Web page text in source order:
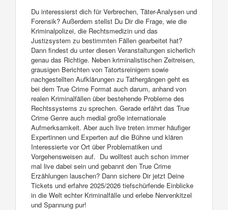
Du interessierst dich für Verbrechen, Täter-Analysen und
Forensik? Außerdem stellst Du Dir die Frage, wie die
Kriminalpolizei, die Rechtsmedizin und das
Justizsystem zu bestimmten Fällen gearbeitet hat?
Dann findest du unter diesen Veranstaltungen sicherlich
genau das Richtige. Neben kriminalistischen Zeitreisen,
grausigen Berichten von Tatortsreinigern sowie
nachgestellten Aufklärungen zu Tathergängen geht es
bei dem True Crime Format auch darum, anhand von
realen Kriminalfällen über bestehende Probleme des
Rechtssystems zu sprechen. Gerade erfährt das True
Crime Genre auch medial große internationale
Aufmerksamkeit. Aber auch live treten immer häufiger
Expertinnen und Experten auf die Bühne und klären
Interessierte vor Ort über Problematiken und
Vorgehensweisen auf. Du wolltest auch schon immer
mal live dabei sein und gebannt den True Crime
Erzählungen lauschen? Dann sichere Dir jetzt Deine
Tickets und erfahre 2025/2026 tiefschürfende Einblicke
in die Welt echter Kriminalfälle und erlebe Nervenkitzel
und Spannung pur!